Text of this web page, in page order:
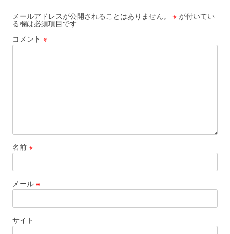
メールアドレスが公開されることはありません。 ※ が付いてい
る欄は必須項目です
コメント ※
名前 ※
メール ※
サイト